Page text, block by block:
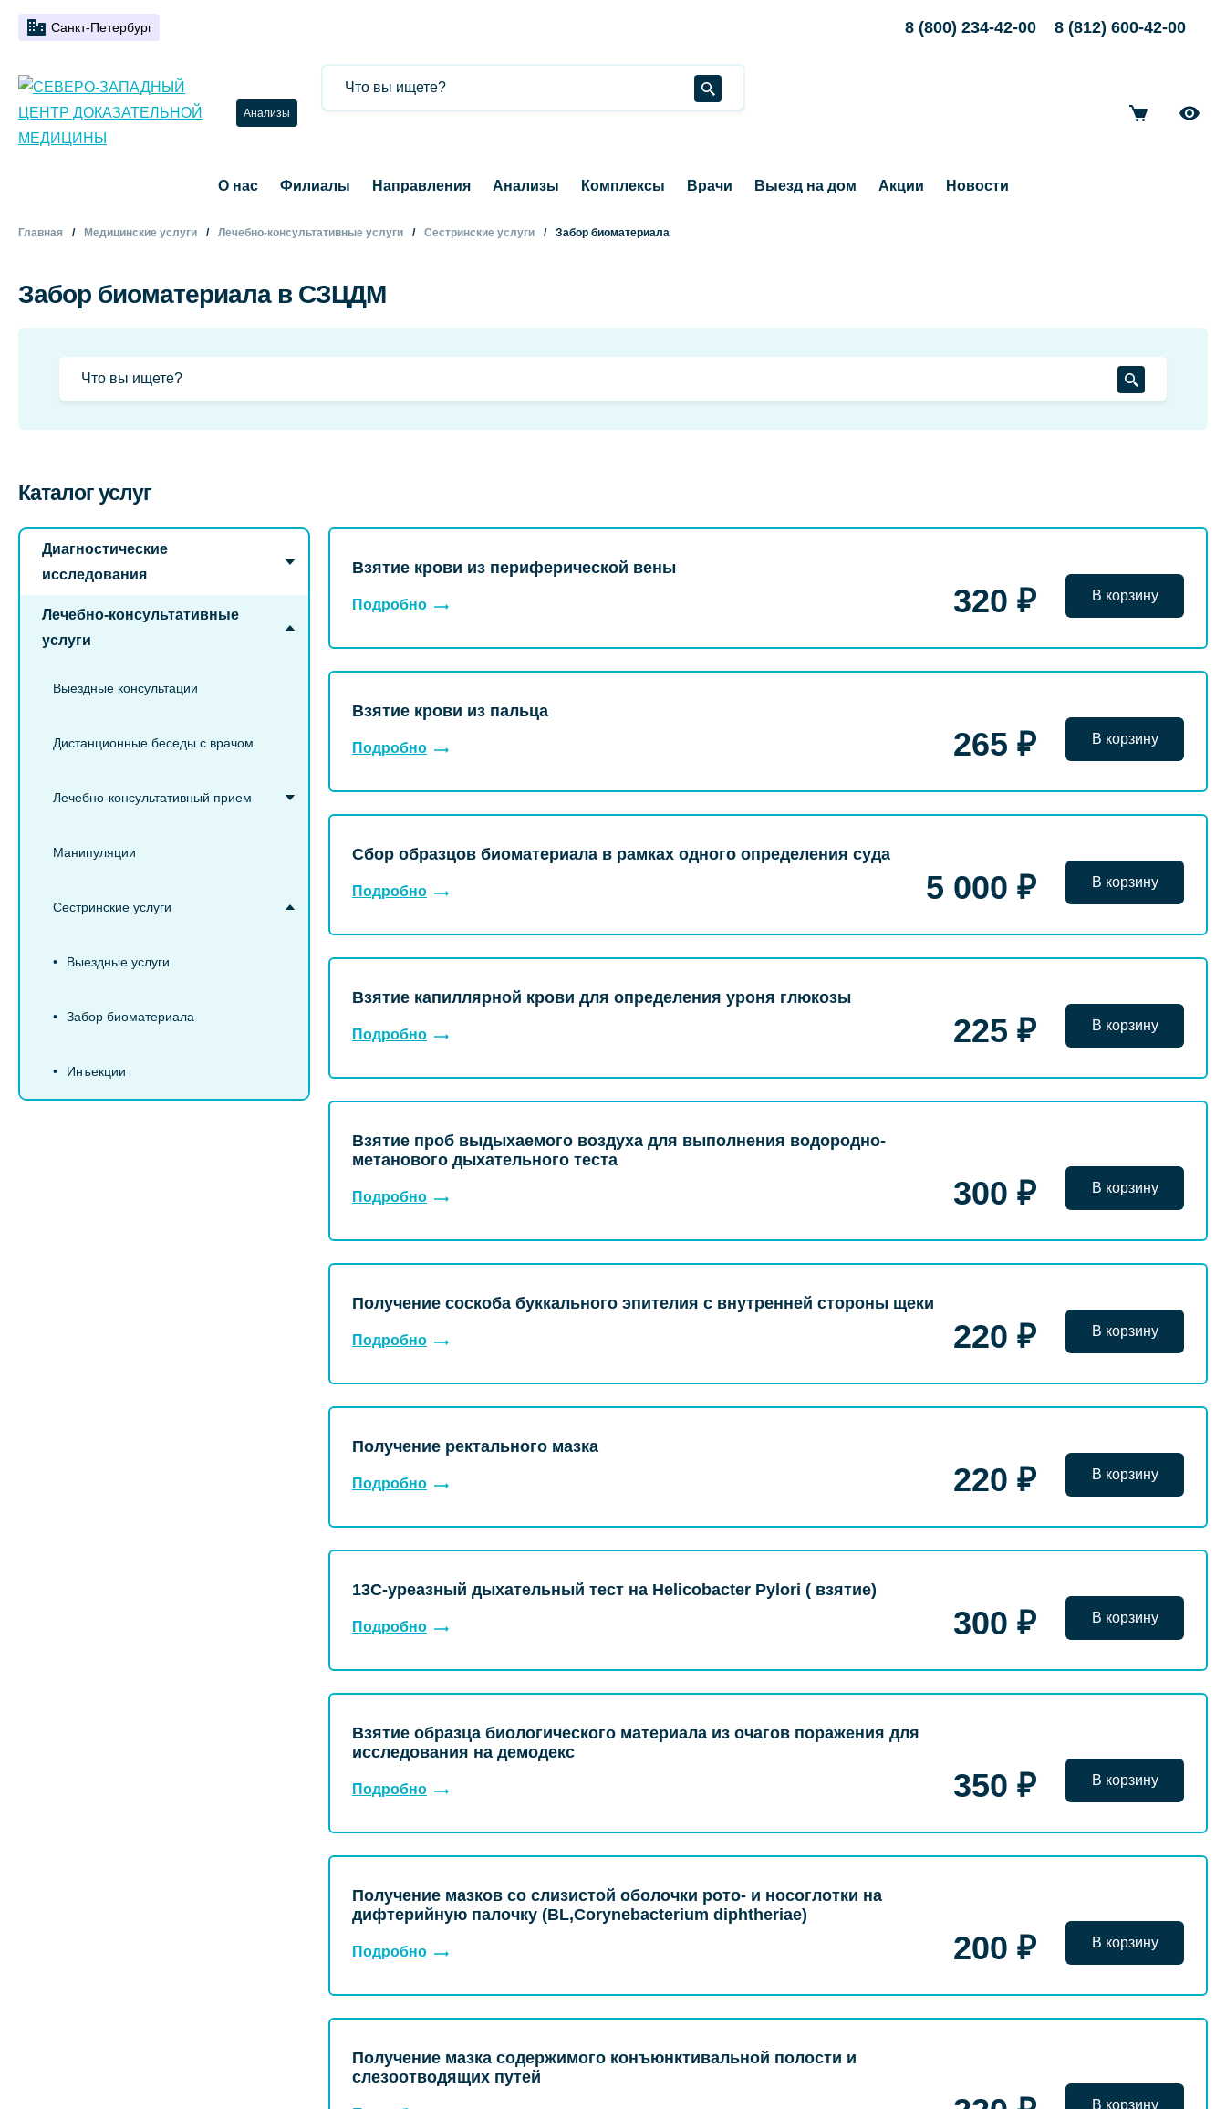
Санкт-Петербург 8 (800) 234-42-00 8 (812) 600-42-00
Анализы
О нас Филиалы Направления Анализы Комплексы Врачи Выезд на дом Акции Новости
Главная Медицинские услуги Лечебно-консультативные услуги Сестринские услуги Забор биоматериала
Забор биоматериала в СЗЦДМ
Каталог услуг
Диагностические
исследования
Лечебно-консультативные
услуги
Выездные консультации
Дистанционные беседы с врачом
Лечебно-консультативный прием
Манипуляции
Сестринские услуги
Выездные услуги
Забор биоматериала
Инъекции
Взятие крови из периферической вены
Подробно 320 ₽ В корзину
Взятие крови из пальца
Подробно 265 ₽ В корзину
Сбор образцов биоматериала в рамках одного определения суда
Подробно 5 000 ₽ В корзину
Взятие капиллярной крови для определения уроня глюкозы
Подробно 225 ₽ В корзину
Взятие проб выдыхаемого воздуха для выполнения водородно-
метанового дыхательного теста
Подробно 300 ₽ В корзину
Получение соскоба буккального эпителия с внутренней стороны щеки
Подробно 220 ₽ В корзину
Получение ректального мазка
Подробно 220 ₽ В корзину
13С-уреазный дыхательный тест на Helicobacter Pylori ( взятие)
Подробно 300 ₽ В корзину
Взятие образца биологического материала из очагов поражения для
исследования на демодекс
Подробно 350 ₽ В корзину
Получение мазков со слизистой оболочки рото- и носоглотки на
дифтерийную палочку (BL,Corynebacterium diphtheriae)
Подробно 200 ₽ В корзину
Получение мазка содержимого конъюнктивальной полости и
слезоотводящих путей
В корзину